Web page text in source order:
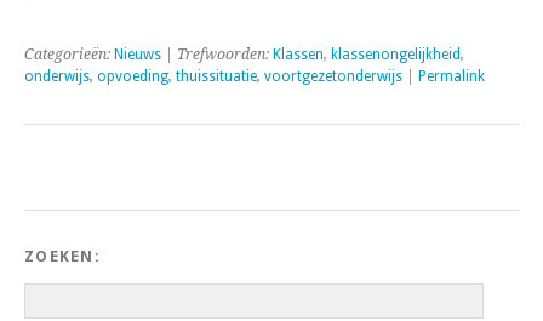
Categorieën: Nieuws | Trefwoorden: Klassen, klassenongelijkheid,
onderwijs, opvoeding, thuissituatie, voortgezetonderwijs Permalink
ZOEKEN: